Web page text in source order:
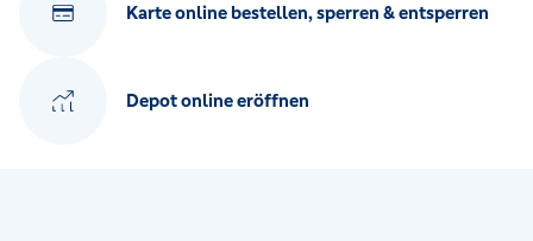
Karte online bestellen, sperren & entsperren
Depot online eröffnen